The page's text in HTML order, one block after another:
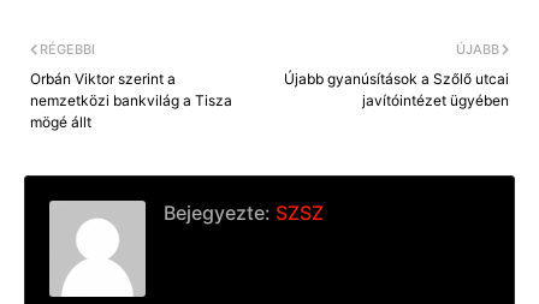
ÚJABB
Újabb gyanúsítások a Szőlő utcai
javítóintézet ügyében
RÉGEBBI
Orbán Viktor szerint a
nemzetközi bankvilág a Tisza
mögé állt
Bejegyezte: SZSZ